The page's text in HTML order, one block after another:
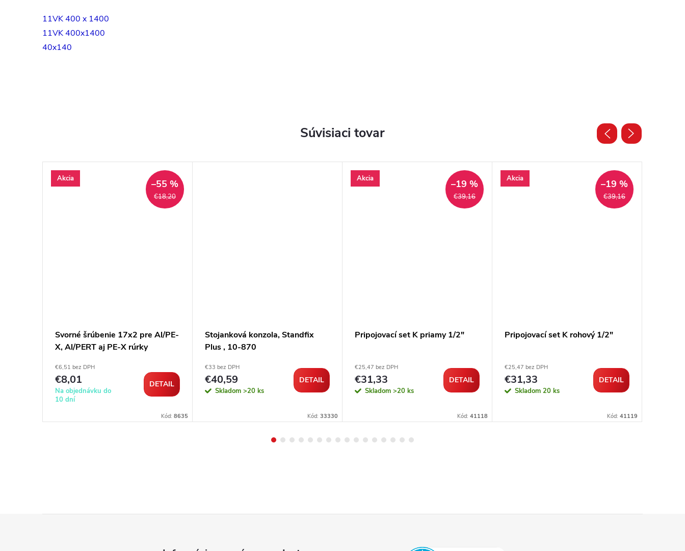
11VK 400 x 1400
11VK 400x1400
40x140
Súvisiaci tovar
Akcia
€18,20
–55 %
Svorné šrúbenie 17x2 pre Al/PE-
X, Al/PERT aj PE-X rúrky
€6,51 bez DPH
€8,01
Na objednávku do
10 dní
DETAIL
Kód: 8635
Stojanková konzola, Standfix
Plus , 10-870
€33 bez DPH
€40,59
Skladom >20 ks
DETAIL
Kód: 33330
Akcia
€39,16
–19 %
Pripojovací set K priamy 1/2"
€25,47 bez DPH
€31,33
Skladom >20 ks
DETAIL
Kód: 41118
Akcia
€39,16
–19 %
Pripojovací set K rohový 1/2"
€25,47 bez DPH
€31,33
Skladom 20 ks
DETAIL
Kód: 41119